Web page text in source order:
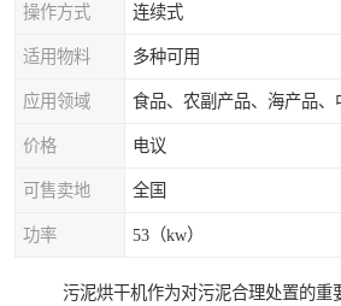
操作方式 连续式
适用物料 多种可用
应用领域
价格 电议
可售卖地 全国
功率 53（kw）
污泥烘干机作为对污泥合理处置的重